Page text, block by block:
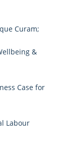
Curam;
&
Case for
Labour